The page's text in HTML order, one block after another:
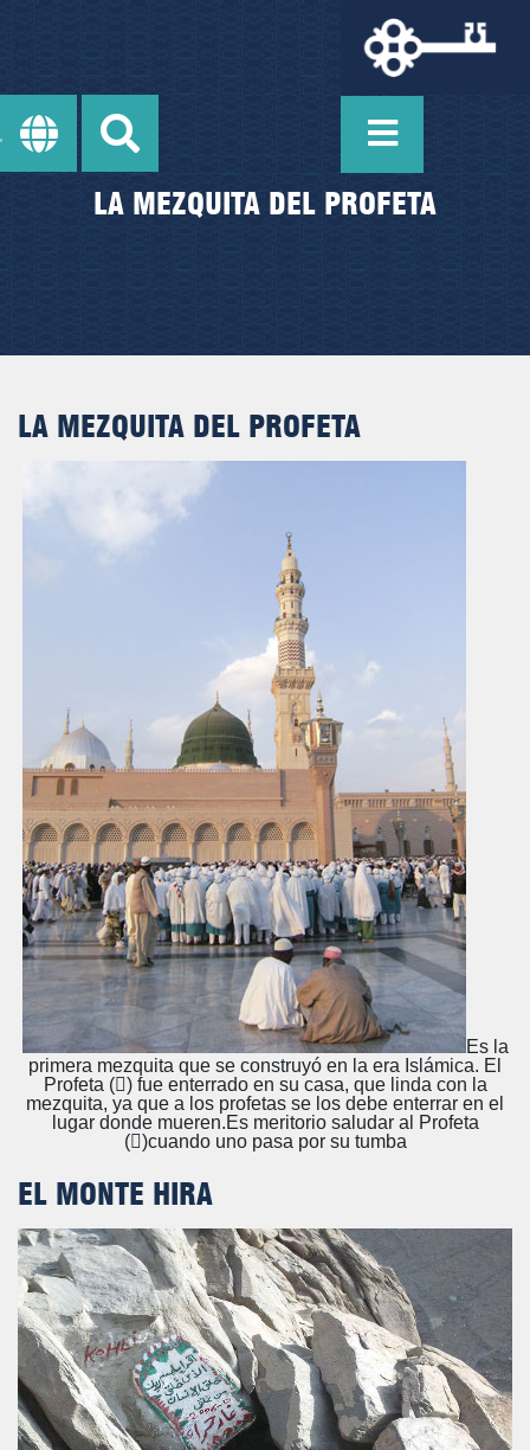
LA MEZQUITA DEL PROFETA
LA MEZQUITA DEL PROFETA
Es la
primera mezquita que se construyó en la era Islámica. El
Profeta () fue enterrado en su casa, que linda con la
mezquita, ya que a los profetas se los debe enterrar en el
lugar donde mueren.Es meritorio saludar al Profeta
()cuando uno pasa por su tumba
EL MONTE HIRA